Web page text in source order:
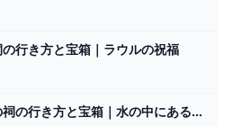
行き方と宝箱｜ラウルの祝福
ルタフウメの祠の行き方と宝箱｜水の中にある水晶の取り方